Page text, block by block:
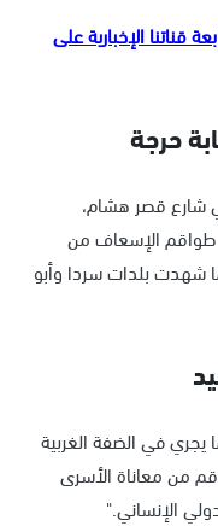
48" يُمكنك متابعة قناتنا الإخبارية على
حرجة
شارع قصر هشام،
طواقم الإسعاف من
شهدت بلدات سردا وأبو
يجري في الضفة الغربية
من معاناة الأسرى
الإنساني."